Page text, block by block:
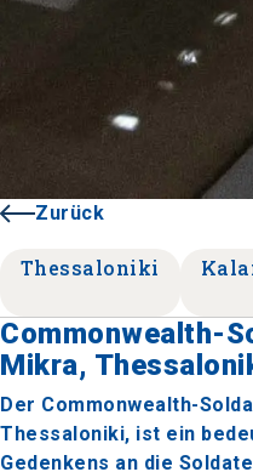
Zurück
Thessaloniki
Commonwealth-
Mikra,
Der Commonwealth-
Thessaloniki, ist ein
Gedenkens an die